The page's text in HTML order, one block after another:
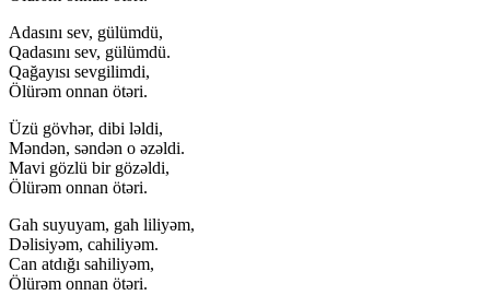
Adasını sev, gülümdü,
Qadasını sev, gülümdü.
Qağayısı sevgilimdi,
Ölürəm onnan ötəri.
Üzü gövhər, dibi ləldi,
Məndən, səndən o əzəldi.
Mavi gözlü bir gözəldi,
Ölürəm onnan ötəri.
Gah suyuyam, gah liliyəm,
Dəlisiyəm, cahiliyəm.
Can atdığı sahiliyəm,
Ölürəm onnan ötəri.